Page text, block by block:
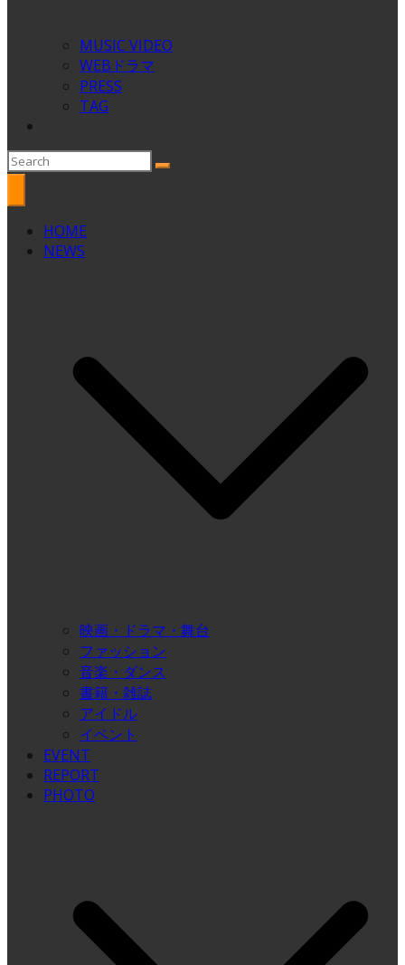
MUSIC VIDEO
WEBドラマ
PRESS
TAG
HOME
NEWS
映画・ドラマ・舞台
ファッション
音楽・ダンス
書籍・雑誌
アイドル
イベント
EVENT
REPORT
PHOTO